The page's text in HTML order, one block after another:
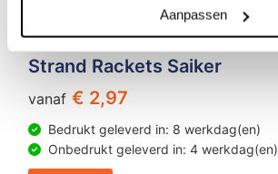
Aanpassen
Strand Rackets Saiker
vanaf € 2,97
Bedrukt geleverd in: 8 werkdag(en)
Onbedrukt geleverd in: 4 werkdag(en)